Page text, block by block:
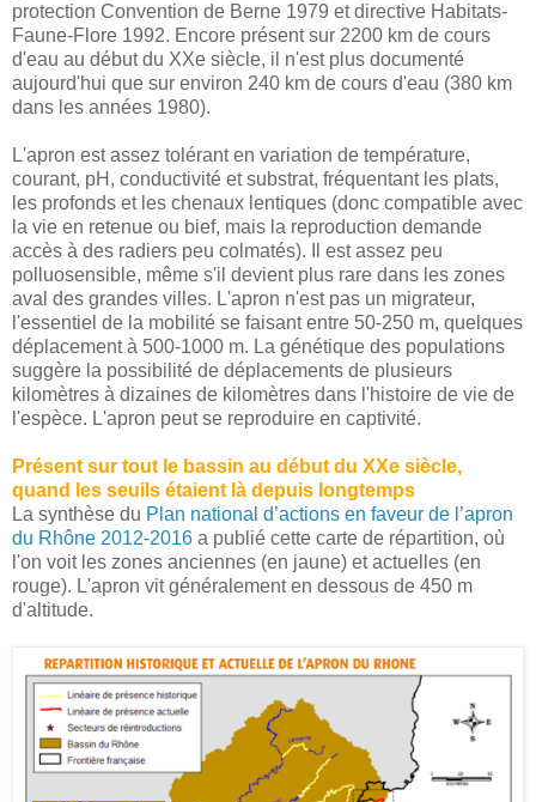
protection Convention de Berne 1979 et directive Habitats-
Faune-Flore 1992. Encore présent sur 2200 km de cours
d'eau au début du XXe siècle, il n'est plus documenté
aujourd'hui que sur environ 240 km de cours d'eau (380 km
dans les années 1980).
L'apron est assez tolérant en variation de température,
courant, pH, conductivité et substrat, fréquentant les plats,
les profonds et les chenaux lentiques (donc compatible avec
la vie en retenue ou bief, mais la reproduction demande
accès à des radiers peu colmatés). Il est assez peu
polluosensible, même s'il devient plus rare dans les zones
aval des grandes villes. L'apron n'est pas un migrateur,
l'essentiel de la mobilité se faisant entre 50-250 m, quelques
déplacement à 500-1000 m. La génétique des populations
suggère la possibilité de déplacements de plusieurs
kilomètres à dizaines de kilomètres dans l'histoire de vie de
l'espèce. L'apron peut se reproduire en captivité.
Présent sur tout le bassin au début du XXe siècle,
quand les seuils étaient là depuis longtemps
La synthèse du Plan national d’actions en faveur de l’apron
du Rhône 2012-2016 a publié cette carte de répartition, où
l'on voit les zones anciennes (en jaune) et actuelles (en
rouge). L'apron vit généralement en dessous de 450 m
d'altitude.